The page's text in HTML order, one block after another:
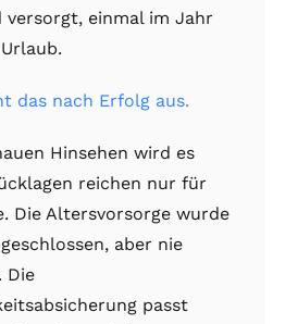
versorgt, einmal im Jahr
das nach Erfolg aus.
Hinsehen wird es
reichen nur für
Die Altersvorsorge wurde
aber nie
Die
passt